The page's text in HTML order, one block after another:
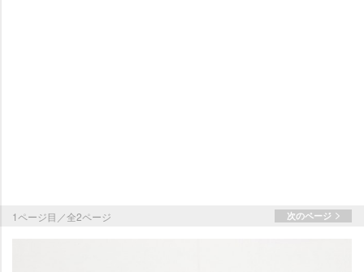
1ページ目／全2ページ 次のページ